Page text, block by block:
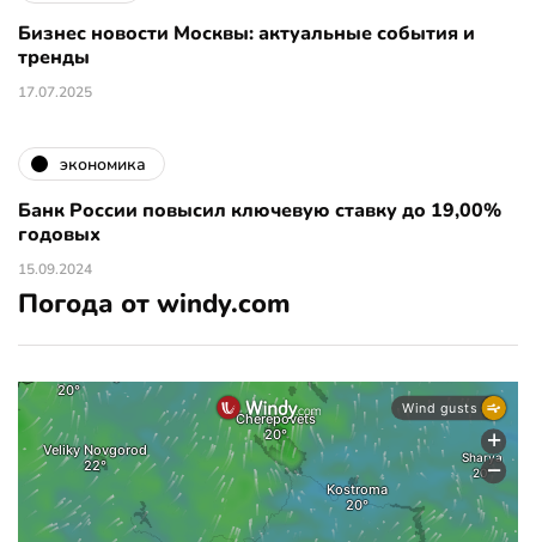
Бизнес новости Москвы: актуальные события и
тренды
17.07.2025
экономика
Банк России повысил ключевую ставку до 19,00%
годовых
15.09.2024
Погода от windy.com